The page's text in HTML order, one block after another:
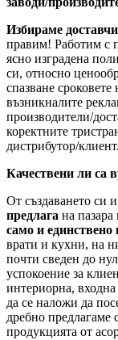
Избираме
правим! Работим с
ясно изградена
си, относно
спазване
възникналите
производители/
коректните
дистрибутор/клиент.
Качествени ли са
От създаването си
предлага на
само и единствено
врати и кухни, на
почти сведен до
успокоение за
интериорна,
да се наложи да
дребно предлагаме
продукцията от